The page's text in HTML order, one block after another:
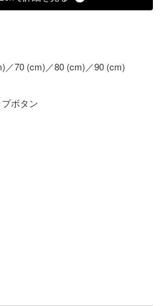
／70 (cm)／80 (cm)／90 (cm)
ボタン